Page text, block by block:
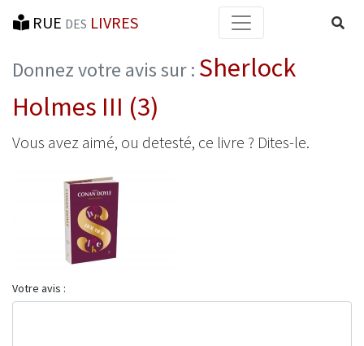
RUE DES LIVRES
Donnez votre avis sur : Sherlock
Holmes III (3)
Vous avez aimé, ou detesté, ce livre ? Dites-le.
Votre avis :